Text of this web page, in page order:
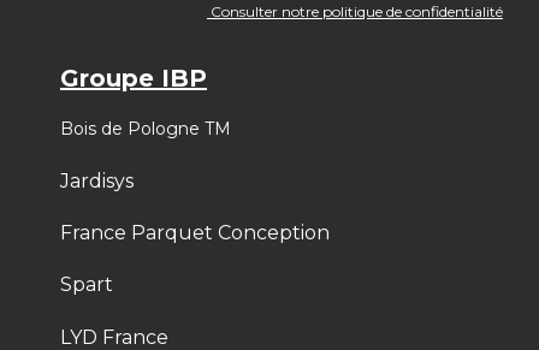
Consulter notre politique de confidentialité
Groupe IBP
Bois de Pologne TM
Jardisys
France Parquet Conception
Spart
LYD France